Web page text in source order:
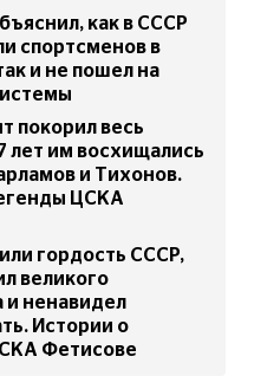
как в СССР
спортсменов в
и не пошел на
покорил весь
лет им восхищались
и Тихонов.
ЦСКА
гордость СССР,
великого
и ненавидел
Истории о
Фетисове